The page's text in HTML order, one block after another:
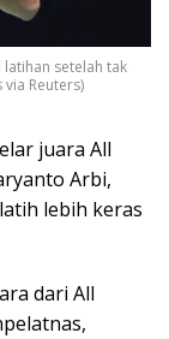
setelah tak
Reuters)
juara All
Arbi,
lebih keras
dari All